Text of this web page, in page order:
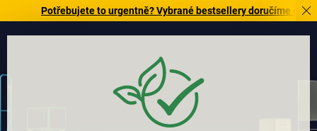
Potřebujete to urgentně? Vybrané bestsellery doručíme do 72